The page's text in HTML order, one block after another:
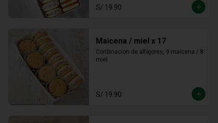
S/ 19.90
Maicena / miel x 17
Conbinacion de alfajores, 9 maicena / 8
miel
S/ 19.90